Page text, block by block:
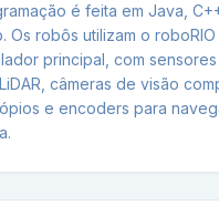
é feita em Java,
Os robôs utilizam o
principal, com
câmeras de visão
e encoders para